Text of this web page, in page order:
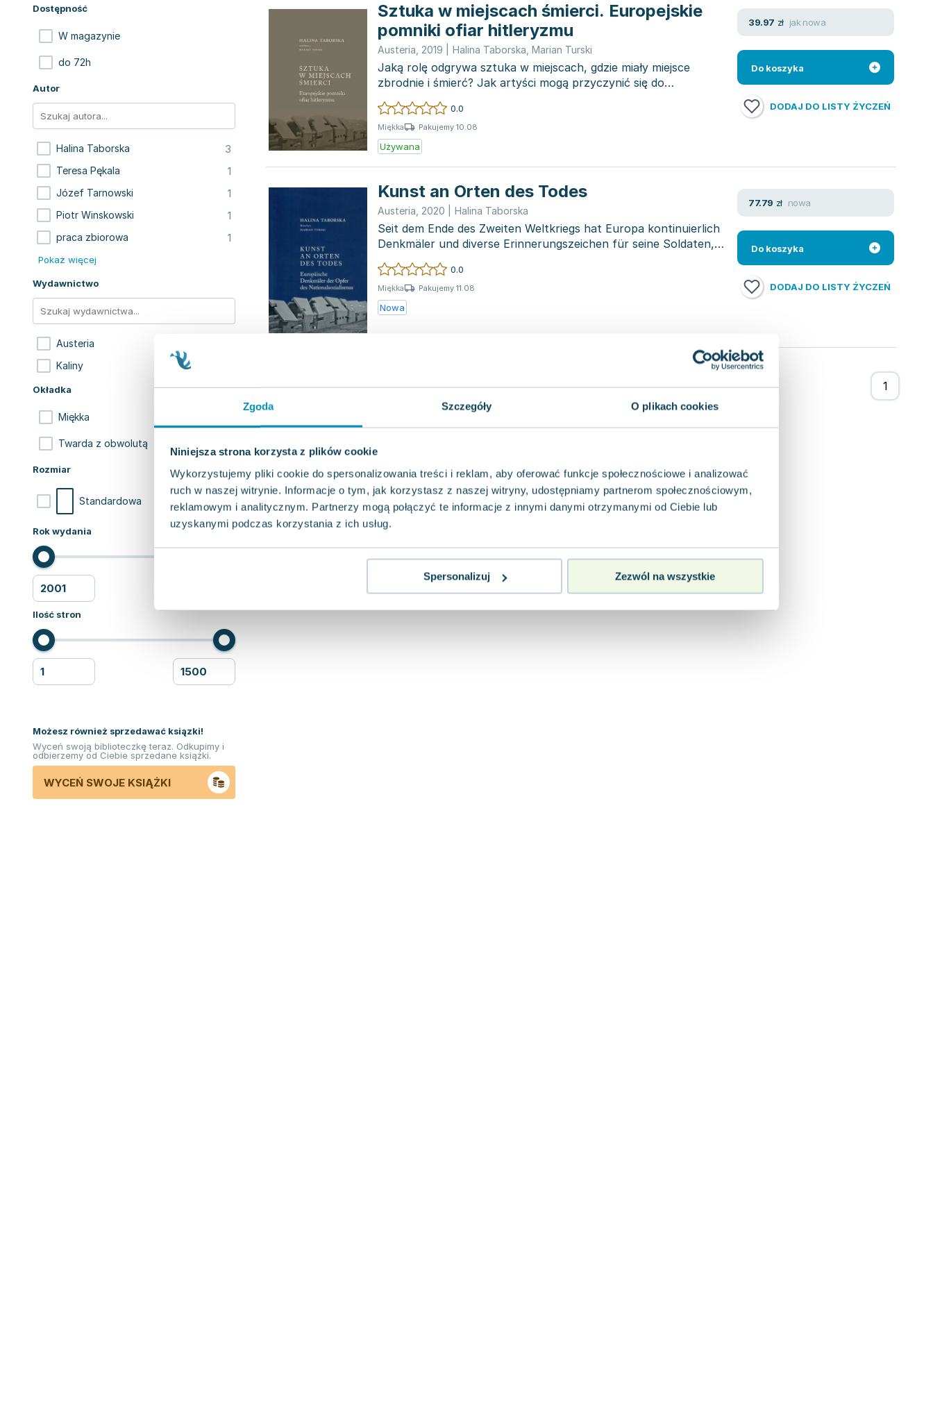
Zgoda Szczegóły O plikach cookies
Niniejsza strona korzysta z plików cookie
Wykorzystujemy pliki cookie do spersonalizowania treści i reklam, aby oferować funkcje społecznościowe i analizować
ruch w naszej witrynie. Informacje o tym, jak korzystasz z naszej witryny, udostępniamy partnerom społecznościowym,
reklamowym i analitycznym. Partnerzy mogą połączyć te informacje z innymi danymi otrzymanymi od Ciebie lub
uzyskanymi podczas korzystania z ich usług.
Spersonalizuj Zezwól na wszystkie
Dostępność
W magazynie
do 72h
Autor
Halina Taborska 3
Teresa Pękala 1
Józef Tarnowski 1
Piotr Winskowski 1
praca zbiorowa 1
Pokaż więcej
Wydawnictwo
Austeria
Kaliny
Okładka
Miękka
Twarda z obwolutą
Rozmiar
Standardowa
Rok wydania
Ilość stron
Możesz również sprzedawać ksiązki!
Wyceń swoją biblioteczkę teraz. Odkupimy i
odbierzemy od Ciebie sprzedane książki.
WYCEŃ SWOJE KSIĄŻKI
Sztuka w miejscach śmierci. Europejskie
pomniki ofiar hitleryzmu
Austeria 2019 Halina Taborska Marian Turski
Jaką rolę odgrywa sztuka w miejscach, gdzie miały miejsce
zbrodnie i śmierć? Jak artyści mogą przyczynić się do
zachowania pamięci...
0.0
Miękka Pakujemy 10.08
Używana
39.97 zł jak nowa
Do koszyka
DODAJ DO LISTY ŻYCZEŃ
Kunst an Orten des Todes
Austeria 2020 Halina Taborska
Seit dem Ende des Zweiten Weltkriegs hat Europa kontinuierlich
Denkmäler und diverse Erinnerungszeichen für seine Soldaten,
Kämpfe...
0.0
Miękka Pakujemy 11.08
Nowa
77.79 zł nowa
Do koszyka
DODAJ DO LISTY ŻYCZEŃ